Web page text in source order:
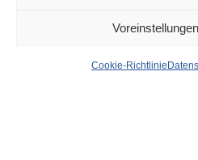
Cookie-Richtlinie